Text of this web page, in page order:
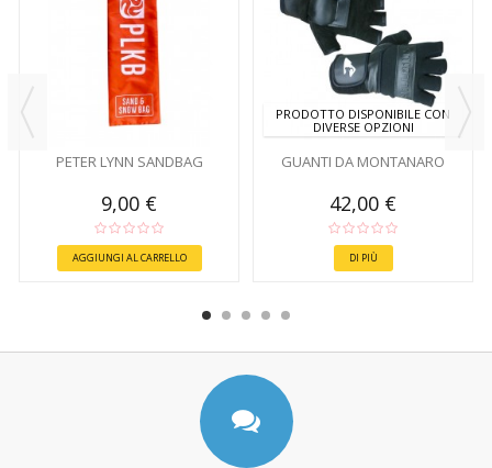
PETER LYNN SANDBAG
9,00 €
AGGIUNGI AL CARRELLO
PRODOTTO DISPONIBILE CON
DIVERSE OPZIONI
GUANTI DA MONTANARO
42,00 €
DI PIÙ